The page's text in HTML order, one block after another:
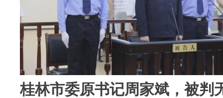
桂林市委原书记周家斌，被判